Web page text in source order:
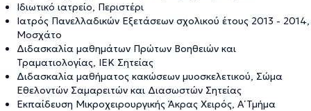
Ιδιωτικό ιατρείο, Περιστέρι
Ιατρός Πανελλαδικών Εξετάσεων σχολικού έτους 2013 - 2014,
Μοσχάτο
Διδασκαλία μαθημάτων Πρώτων Βοηθειών και
Τραματιολογίας, ΙΕΚ Σητείας
Διδασκαλία μαθήματος κακώσεων μυοσκελετικού, Σώμα
Εθελοντών Σαμαρειτών και Διασωστών Σητείας
Εκπαίδευση Μικροχειρουργικής Άκρας Χειρός, Α΄ Τμήμα